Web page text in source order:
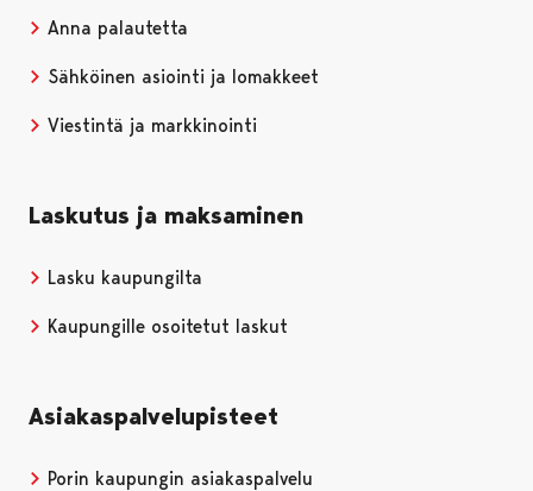
Anna palautetta
Sähköinen asiointi ja lomakkeet
Viestintä ja markkinointi
Laskutus ja maksaminen
Lasku kaupungilta
Kaupungille osoitetut laskut
Asiakaspalvelupisteet
Porin kaupungin asiakaspalvelu